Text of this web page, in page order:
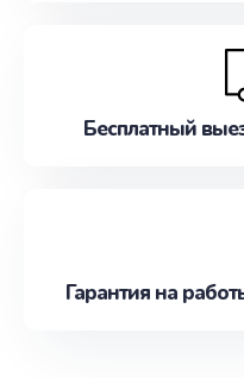
Бесплатный
Гарантия на